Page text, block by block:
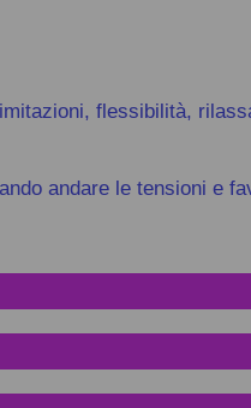
flessibilità,
andare le tensioni e